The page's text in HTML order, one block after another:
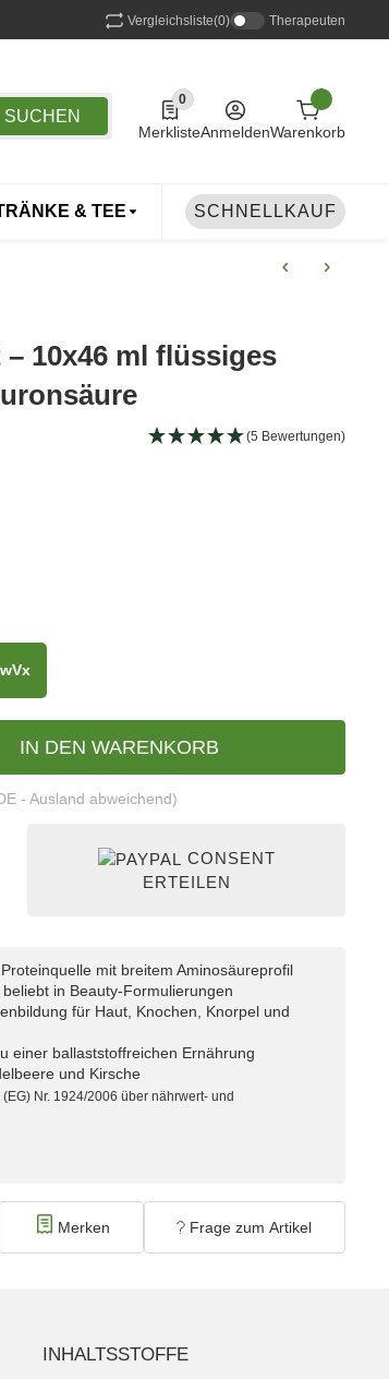
Vergleichsliste(0) Therapeuten
SUCHEN
0
0 Produkte in der Liste
MerklisteAnmeldenWarenkorb
& TEE DROGERIE TIERE
SCHNELLKAUF
10x46 ml flüssiges
(5 Bewertungen)
IN DEN WARENKORB
- Ausland abweichend)
CONSENT
ERTEILEN
Proteinquelle mit breitem Aminosäureprofil
in Beauty-Formulierungen
für Haut, Knochen, Knorpel und
einer ballaststoffreichen Ernährung
und Kirsche
Nr. 1924/2006 über nährwert- und
Merken Frage zum Artikel
INHALTSSTOFFE